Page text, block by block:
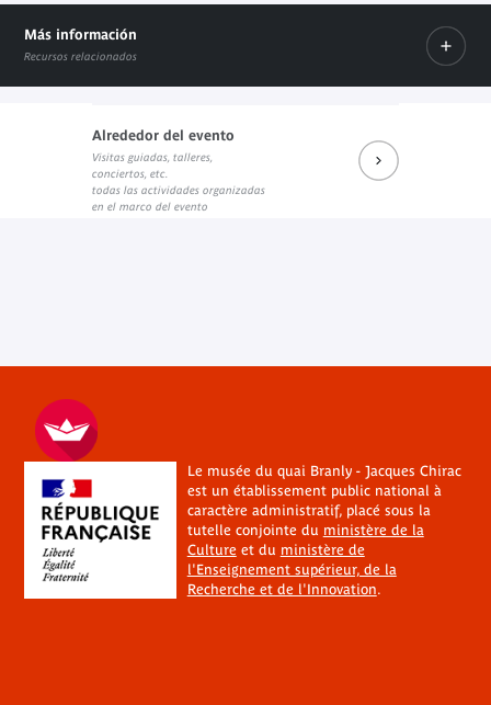
Más información
Recursos relacionados
Résumés des interventions
Enlace externo
Alrededor del evento
Visitas guiadas, talleres,
conciertos, etc.
todas las actividades organizadas
en el marco del evento
Le musée du quai Branly - Jacques Chirac
est un établissement public national à
caractère administratif, placé sous la
tutelle conjointe du ministère de la
Cultureet du ministère de
l'Enseignement supérieur, de la
Recherche et de l'Innovation.